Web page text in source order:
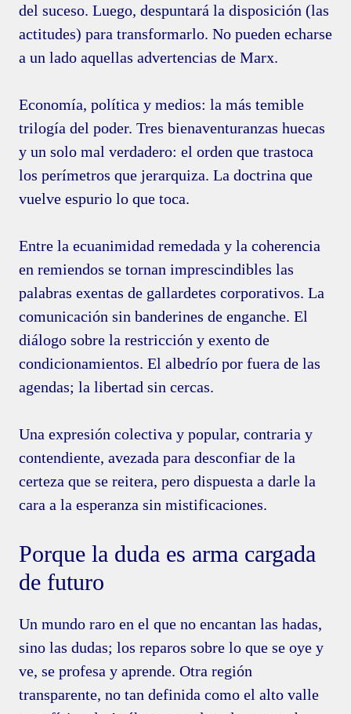
del suceso. Luego, despuntará la disposición (las
actitudes) para transformarlo. No pueden echarse
a un lado aquellas advertencias de Marx.
Economía, política y medios: la más temible
trilogía del poder. Tres bienaventuranzas huecas
y un solo mal verdadero: el orden que trastoca
los perímetros que jerarquiza. La doctrina que
vuelve espurio lo que toca.
Entre la ecuanimidad remedada y la coherencia
en remiendos se tornan imprescindibles las
palabras exentas de gallardetes corporativos. La
comunicación sin banderines de enganche. El
diálogo sobre la restricción y exento de
condicionamientos. El albedrío por fuera de las
agendas; la libertad sin cercas.
Una expresión colectiva y popular, contraria y
contendiente, avezada para desconfiar de la
certeza que se reitera, pero dispuesta a darle la
cara a la esperanza sin mistificaciones.
Porque la duda es arma cargada
de futuro
Un mundo raro en el que no encantan las hadas,
sino las dudas; los reparos sobre lo que se oye y
ve, se profesa y aprende. Otra región
transparente, no tan definida como el alto valle